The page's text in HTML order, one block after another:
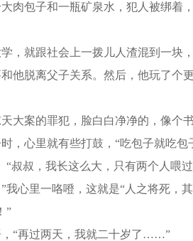
肉包子和一瓶矿泉水，犯人被绑着
就跟社会上一拨儿人渣混到一块
他脱离父子关系。然后，他玩了个
案的罪犯，脸白白净净的，像个书
心里就有些打鼓，“吃包子就吃包
叔，我长这么大，只有两个人喂
心里一咯噔，这就是“人之将死，
”
“再过两天，我就二十岁了……”